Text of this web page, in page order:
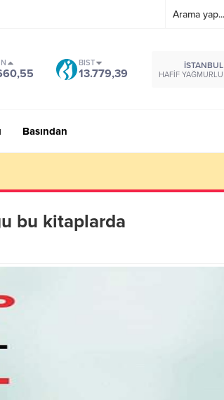
BIST
13.779,39
İSTANBUL
HAFIF YAĞMURLU
Basından
bu kitaplarda